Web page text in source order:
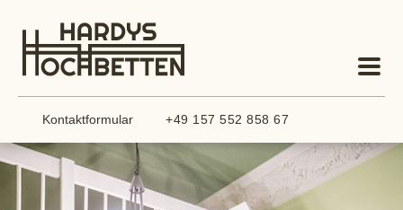
Kontaktformular +49 157 552 858 67